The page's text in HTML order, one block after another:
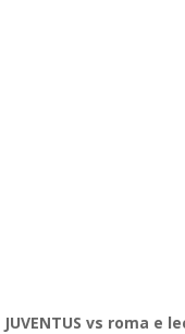
JUVENTUS vs roma e